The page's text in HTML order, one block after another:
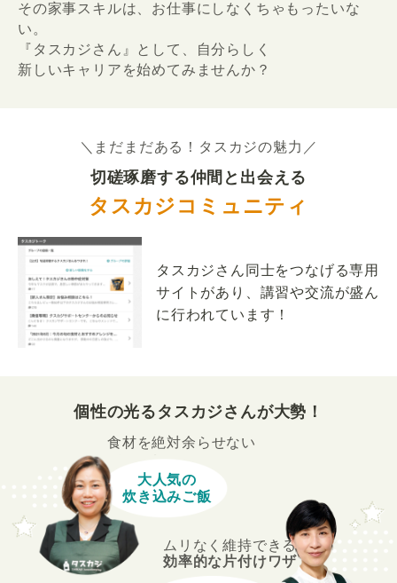
その家事スキルは、お仕事にしなくちゃもったいな
い。
『タスカジさん』として、自分らしく
新しいキャリアを始めてみませんか？
＼まだまだある！タスカジの魅力／
切磋琢磨する仲間と出会える
タスカジコミュニティ
タスカジさん同士をつなげる専用
サイトがあり、講習や交流が盛ん
に行われています！
個性の光るタスカジさんが大勢！
食材を絶対余らせない
大人気の
炊き込みご飯
ムリなく維持できる
効率的な片付けワザ